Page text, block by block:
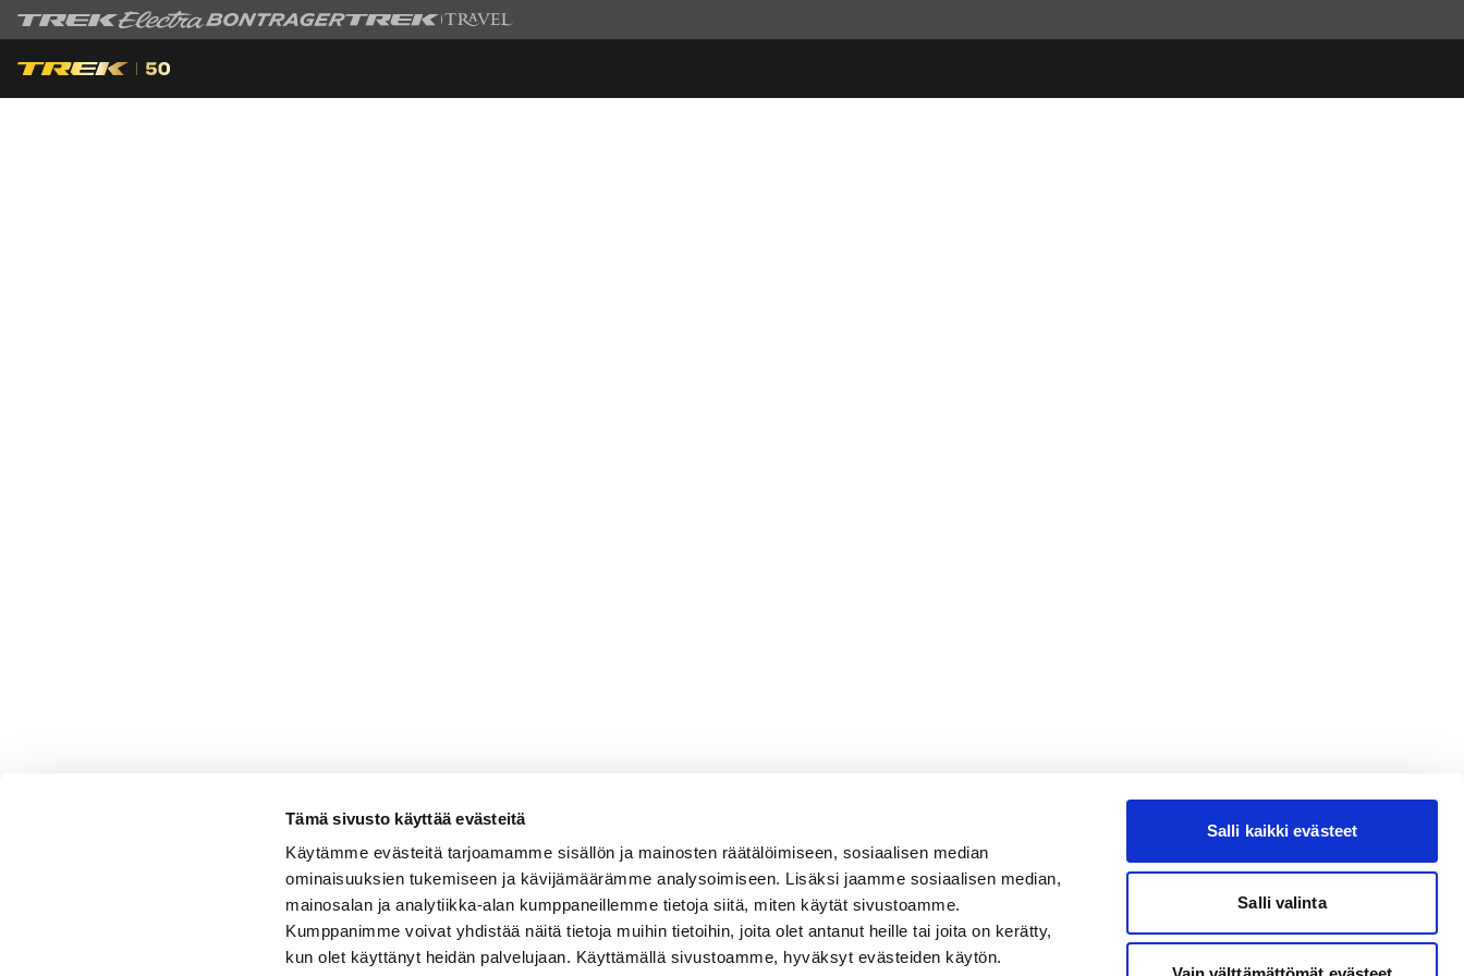
Tämä sivusto käyttää evästeitä
Käytämme evästeitä tarjoamamme sisällön ja mainosten räätälöimiseen, sosiaalisen median
ominaisuuksien tukemiseen ja kävijämäärämme analysoimiseen. Lisäksi jaamme sosiaalisen median,
mainosalan ja analytiikka-alan kumppaneillemme tietoja siitä, miten käytät sivustoamme.
Kumppanimme voivat yhdistää näitä tietoja muihin tietoihin, joita olet antanut heille tai joita on kerätty,
kun olet käyttänyt heidän palvelujaan. Käyttämällä sivustoamme, hyväksyt evästeiden käytön.
Salli kaikki evästeet
Salli valinta